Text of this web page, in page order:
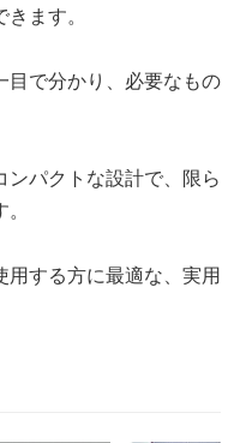
ます。
目で分かり、必要なもの
パクトな設計で、限ら
用する方に最適な、実用